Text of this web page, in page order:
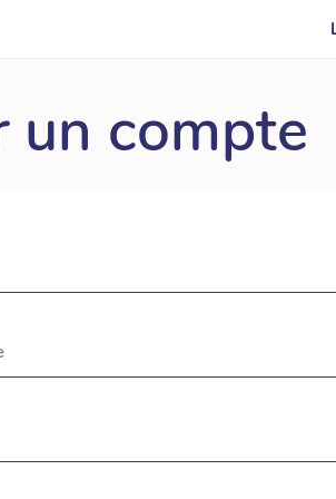
un compte